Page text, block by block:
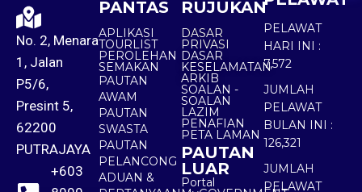
No. 2, Menara
1, Jalan
P5/6,
Presint 5,
62200
PUTRAJAYA
+603
PANTAS
APLIKASI
TOURLIST
PEROLEHAN
SEMAKAN
PAUTAN
AWAM
PAUTAN
SWASTA
PAUTAN
PELANCONG
ADUAN &
RUJUKAN
DASAR
PRIVASI
DASAR
KESELAMATAN
ARKIB
SOALAN -
SOALAN
LAZIM
PENAFIAN
PETA LAMAN
PAUTAN
LUAR
Portal
PELAWAT
HARI INI :
7,572
JUMLAH
PELAWAT
BULAN INI :
126,321
JUMLAH
PELAWAT